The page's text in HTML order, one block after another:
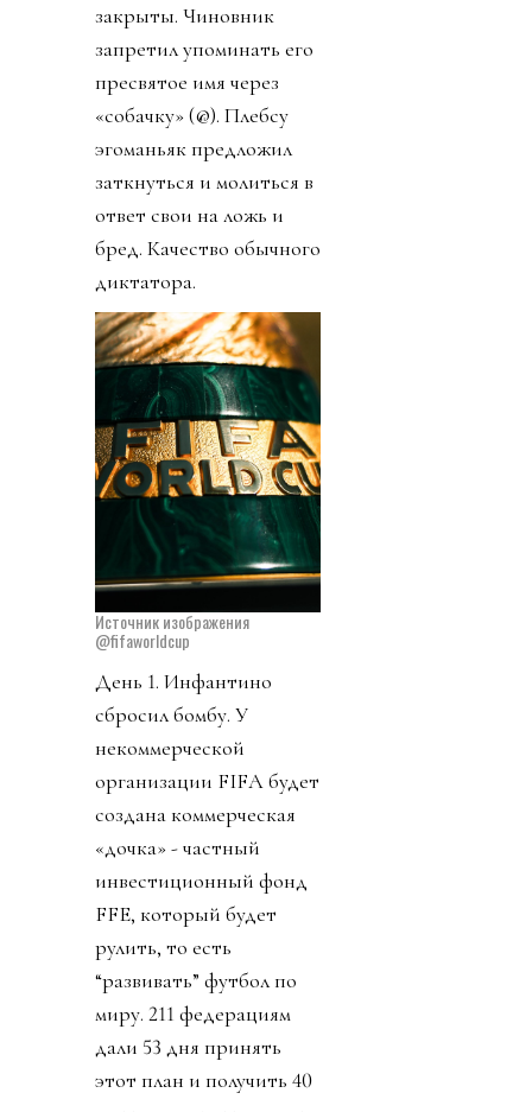
закрыты. Чиновник
запретил упоминать его
пресвятое имя через
«собачку» (@). Плебсу
эгоманьяк предложил
заткнуться и молиться в
ответ свои на ложь и
бред. Качество обычного
диктатора.
Источник изображения
@fifaworldcup
День 1. Инфантино
сбросил бомбу. У
некоммерческой
организации FIFA будет
создана коммерческая
«дочка» - частный
инвестиционный фонд
FFE, который будет
рулить, то есть
“развивать” футбол по
миру. 211 федерациям
дали 53 дня принять
этот план и получить 40